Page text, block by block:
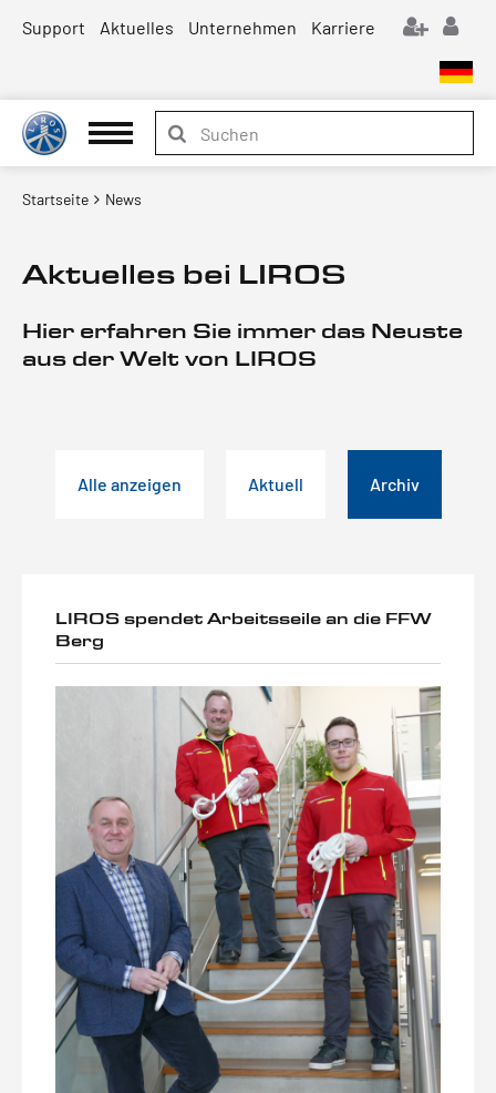
Support Aktuelles Unternehmen Karriere
Startseite News
Aktuelles bei LIROS
Hier erfahren Sie immer das Neuste
aus der Welt von LIROS
Alle anzeigen Aktuell Archiv
LIROS spendet Arbeitsseile an die FFW
Berg